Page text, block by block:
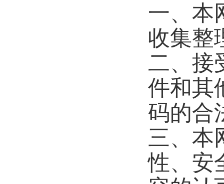
一、本
收集整
二、接
件和其
码的合
三、本
性、安